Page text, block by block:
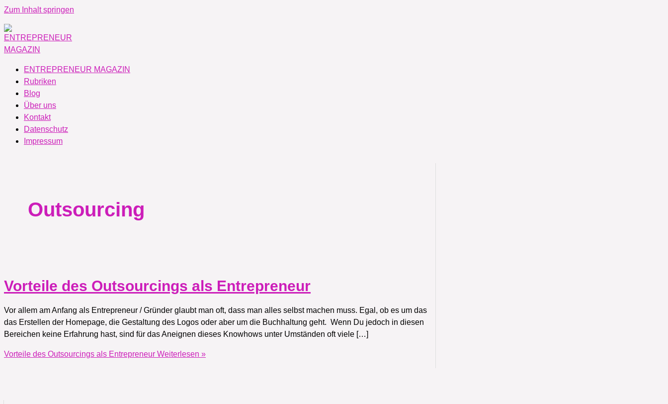
Zum Inhalt springen
ENTREPRENEUR MAGAZIN
Rubriken
Blog
Über uns
Kontakt
Datenschutz
Impressum
Outsourcing
Vorteile des Outsourcings als Entrepreneur
Vor allem am Anfang als Entrepreneur / Gründer glaubt man oft, dass man alles selbst machen muss. Egal, ob es um das
das Erstellen der Homepage, die Gestaltung des Logos oder aber um die Buchhaltung geht. Wenn Du jedoch in diesen
Bereichen keine Erfahrung hast, sind für das Aneignen dieses Knowhows unter Umständen oft viele […]
Vorteile des Outsourcings als Entrepreneur Weiterlesen »